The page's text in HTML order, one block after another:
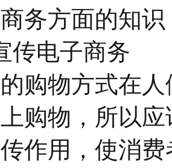
务方面的知
传电子商务
购物方式在
购物，所以
作用，使消